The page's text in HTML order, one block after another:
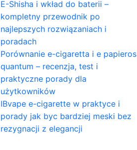
E-Shisha i wkład do baterii –
kompletny przewodnik po
najlepszych rozwiązaniach i
poradach
Porównanie e-cigaretta i e papieros
quantum – recenzja, test i
praktyczne porady dla
użytkowników
IBvape e-cigarette w praktyce i
porady jak byc bardziej meski bez
rezygnacji z elegancji